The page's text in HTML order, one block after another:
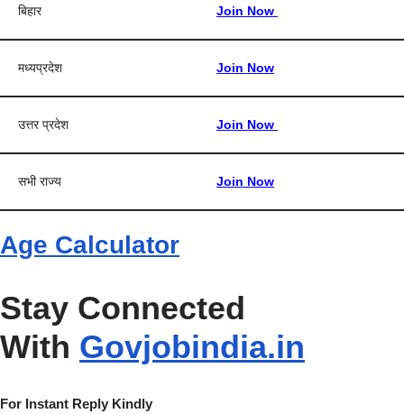
बिहार Join Now
मध्यप्रदेश Join Now
उत्तर प्रदेश Join Now
सभी राज्य Join Now
Age Calculator
Stay Connected
With Govjobindia.in
For Instant Reply Kindly